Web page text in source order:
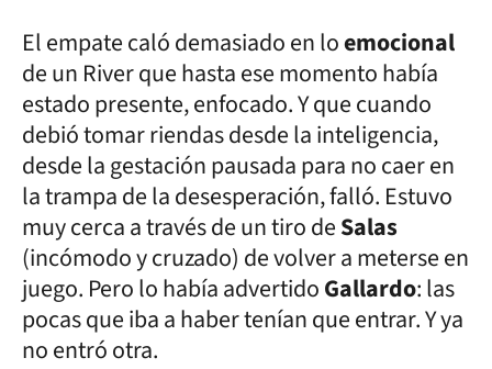
El empate caló demasiado en loemocional
de un River que hasta ese momento había
estado presente, enfocado. Y que cuando
debió tomar riendas desde la inteligencia,
desde la gestación pausada para no caer en
la trampa de la desesperación, falló. Estuvo
muy cerca a través de un tiro deSalas
(incómodo y cruzado) de volver a meterse en
juego. Pero lo había advertidoGallardo: las
pocas que iba a haber tenían que entrar. Y ya
no entró otra.